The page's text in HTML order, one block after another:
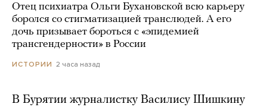
Отец психиатра Ольги Бухановской всю карьеру
боролся со стигматизацией транслюдей. А его
дочь призывает бороться с «эпидемией
трансгендерности» в России
ИСТОРИИ 2 часа назад
В Бурятии журналистку Василису Шишкину